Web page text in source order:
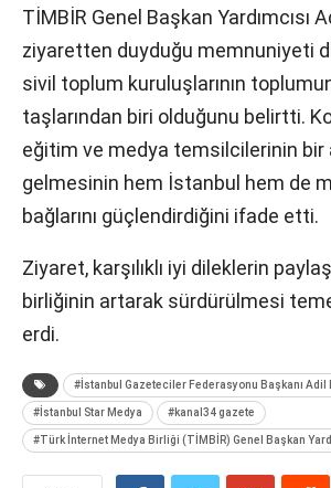
TİMBİR Genel Başkan Yardımcısı
ziyaretten duyduğu memnuniyeti
sivil toplum kuruluşlarının
taşlarından biri olduğunu belirtti.
eğitim ve medya temsilcilerinin bir
gelmesinin hem İstanbul hem de
bağlarını güçlendirdiğini ifade etti.
Ziyaret, karşılıklı iyi dileklerin
birliğinin artarak sürdürülmesi
erdi.
#İstanbul Gazeteciler Federasyonu Başkanı Adil
#İstanbul Star Medya #kanal34 gazete
#Türk İnternet Medya Birliği (TİMBİR) Genel Başkan